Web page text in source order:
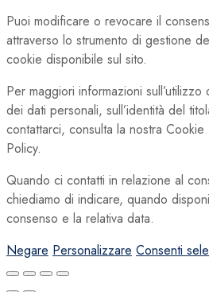
Puoi modificare o revocare il
attraverso lo strumento di gestione
cookie disponibile sul sito.
Per maggiori informazioni
dei dati personali, sull’identità del
contattarci, consulta la nostra
Policy.
Quando ci contatti in relazione al
chiediamo di indicare, quando
consenso e la relativa data.
Negare Personalizzare Consenti